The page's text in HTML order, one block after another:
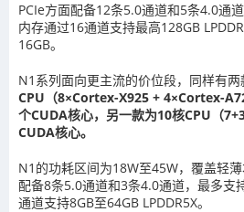
PCIe方面配备12条5.0通道和5条4.0通
内存通过16通道支持最高128GB
16GB。
N1系列面向更主流的价位段，同样有两
CPU（8×Cortex-X925 + 4×Cortex-
个CUDA核心，另一款为10核CPU（
CUDA核心。
N1的功耗区间为18W至45W，覆盖轻
配备8条5.0通道和3条4.0通道，最多支
通道支持8GB至64GB LPDDR5X。